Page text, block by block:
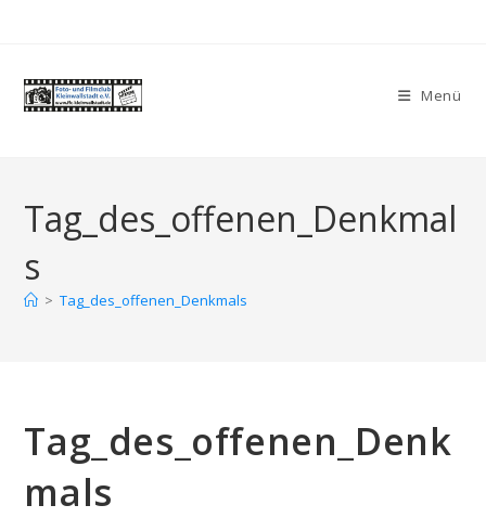
Menü
Tag_des_offenen_Denkmal
s
> Tag_des_offenen_Denkmals
Tag_des_offenen_Denk
mals